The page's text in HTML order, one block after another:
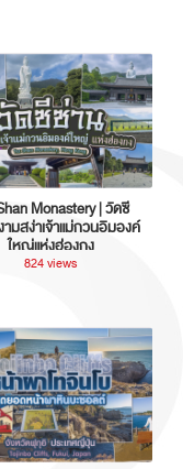
Monastery | วัดซี
มสง่าเจ้าแม่กวนอิมองค์
ใหญ่แห่งฮ่องกง
824 views